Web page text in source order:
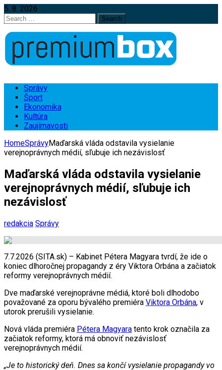
5. 8. 2026
Search
for:
Správy
Šport
Ekonomika
Kultúra
Zaujímavosti
HomeSprávyMaďarská vláda odstavila vysielanie
verejnoprávnych médií, sľubuje ich nezávislosť
Maďarská vláda odstavila vysielanie
verejnoprávnych médií, sľubuje ich
nezávislosť
redakcia Správy
7.7.2026 (SITA.sk) – Kabinet Pétera Magyara tvrdí, že ide o
koniec dlhoročnej propagandy z éry Viktora Orbána a začiatok
reformy verejnoprávnych médií.
Dve maďarské verejnoprávne médiá, ktoré boli dlhodobo
považované za oporu bývalého premiéra Viktora Orbána, v
utorok prerušili vysielanie.
Nová vláda premiéra Pétera Magyara tento krok označila za
začiatok reformy, ktorá má obnoviť nezávislosť
verejnoprávnych médií.
„Je to historický deň. Dnes sa končí vysielanie propagandy vo